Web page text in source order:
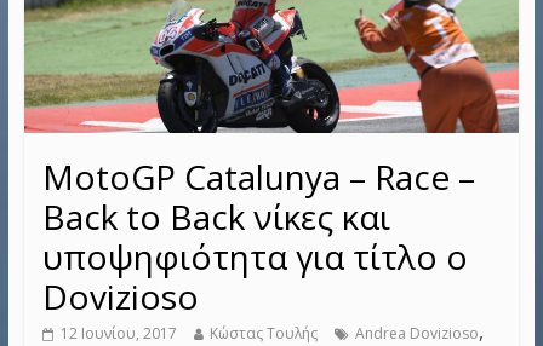
MotoGP Catalunya – Race –
Back to Back νίκες και
υποψηφιότητα για τίτλο ο
Dovizioso
12 Ιουνίου, 2017 Κώστας Τουλής Andrea Dovizioso,